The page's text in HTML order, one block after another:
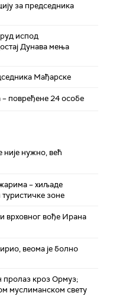
за председника
испод
Дунава мења
Мађарске
повређене 24 особе
није нужно, већ
– хиљаде
зоне
врховног вође Ирана
веома је болно
пролаз кроз Ормуз;
муслиманском свету